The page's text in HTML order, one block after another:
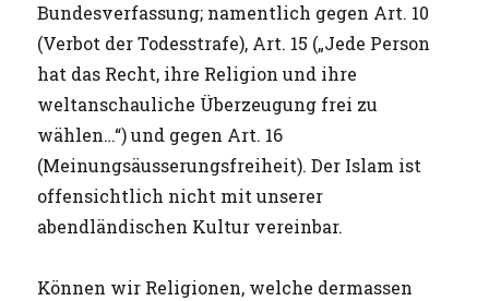
Bundesverfassung; namentlich gegen Art. 10
(Verbot der Todesstrafe), Art. 15 („Jede Person
hat das Recht, ihre Religion und ihre
weltanschauliche Überzeugung frei zu
wählen…“) und gegen Art. 16
(Meinungsäusserungsfreiheit). Der Islam ist
offensichtlich nicht mit unserer
abendländischen Kultur vereinbar.
Können wir Religionen, welche dermassen